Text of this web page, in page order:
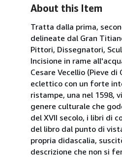
About this Item
Tratta dalla prima,
delineate dal Gran
Pittori, Dissegnatori,
Incisione in rame
Cesare Vecellio (Pieve
eclettico con un forte
ristampe, una nel 1598,
genere culturale che
del XVII secolo, i libri di
del libro dal punto di
propria didascalia,
descrizione che non si